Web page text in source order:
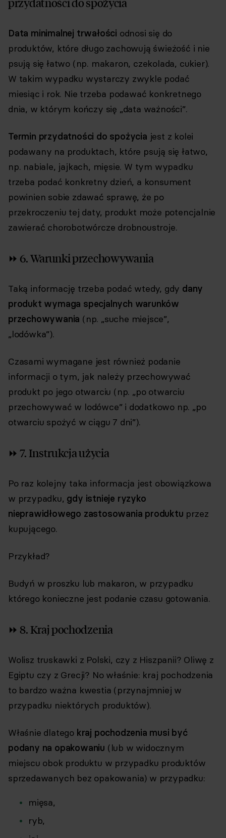
Data minimalnej trwałości odnosi się do
produktów, które długo zachowują świeżość i nie
psują się łatwo (np. makaron, czekolada, cukier).
W takim wypadku wystarczy zwykle podać
miesiąc i rok. Nie trzeba podawać konkretnego
dnia, w którym kończy się „data ważności”.
Termin przydatności do spożycia jest z kolei
podawany na produktach, które psują się łatwo,
np. nabiale, jajkach, mięsie. W tym wypadku
trzeba podać konkretny dzień, a konsument
powinien sobie zdawać sprawę, że po
przekroczeniu tej daty, produkt może potencjalnie
zawierać chorobotwórcze drobnoustroje.
⏩ 6. Warunki przechowywania
Taką informację trzeba podać wtedy, gdy dany
produkt wymaga specjalnych warunków
przechowywania (np. „suche miejsce”,
„lodówka”).
Czasami wymagane jest również podanie
informacji o tym, jak należy przechowywać
produkt po jego otwarciu (np. „po otwarciu
przechowywać w lodówce” i dodatkowo np. „po
otwarciu spożyć w ciągu 7 dni”).
⏩ 7. Instrukcja użycia
Po raz kolejny taka informacja jest obowiązkowa
w przypadku, gdy istnieje ryzyko
nieprawidłowego zastosowania produktu przez
kupującego.
Przykład?
Budyń w proszku lub makaron, w przypadku
którego konieczne jest podanie czasu gotowania.
⏩ 8. Kraj pochodzenia
Wolisz truskawki z Polski, czy z Hiszpanii? Oliwę z
Egiptu czy z Grecji? No właśnie: kraj pochodzenia
to bardzo ważna kwestia (przynajmniej w
przypadku niektórych produktów).
Właśnie dlatego kraj pochodzenia musi być
podany na opakowaniu (lub w widocznym
miejscu obok produktu w przypadku produktów
sprzedawanych bez opakowania) w przypadku:
mięsa,
ryb,